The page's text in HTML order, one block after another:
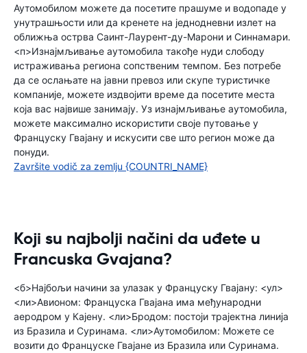
Аутомобилом можете да посетите прашуме и водопаде у
унутрашњости или да кренете на једнодневни излет на
оближња острва Саинт-Лаурент-ду-Марони и Синнамари.
<п>Изнајмљивање аутомобила такође нуди слободу
истраживања региона сопственим темпом. Без потребе
да се ослањате на јавни превоз или скупе туристичке
компаније, можете издвојити време да посетите места
која вас највише занимају. Уз изнајмљивање аутомобила,
можете максимално искористити своје путовање у
Француску Гвајану и искусити све што регион може да
понуди.
Završite vodič za zemlju {COUNTRI_NAME}
Koji su najbolji načini da uđete u
Francuska Gvajana?
<б>Најбољи начини за улазак у Француску Гвајану: <ул>
<ли>Авионом: Француска Гвајана има међународни
аеродром у Кајену. <ли>Бродом: постоји трајектна линија
из Бразила и Суринама. <ли>Аутомобилом: Можете се
возити до Француске Гвајане из Бразила или Суринама.